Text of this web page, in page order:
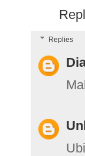
Replies